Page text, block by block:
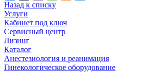
Назад к списку
Услуги
Кабинет под ключ
Сервисный центр
Лизинг
Каталог
Анестезиология и реанимация
Гинекологическое оборудование